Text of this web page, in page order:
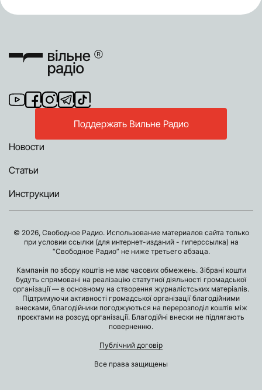
Поддержать Вильне Радио
Новости
Статьи
Инструкции
© 2026, Свободное Радио. Использование материалов сайта только
при условии ссылки (для интернет-изданий - гиперссылка) на
“Свободное Радио” не ниже третьего абзаца.
Кампанія по збору коштів не має часових обмежень. Зібрані кошти
будуть спрямовані на реалізацію статутної діяльності громадської
організації — в основному на створення журналістських матеріалів.
Підтримуючи активності громадської організації благодійними
внесками, благодійники погоджуються на перерозподіл коштів між
проєктами на розсуд організації. Благодійні внески не підлягають
поверненню.
Публічний договір
Все права защищены